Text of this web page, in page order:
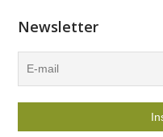
Newsletter